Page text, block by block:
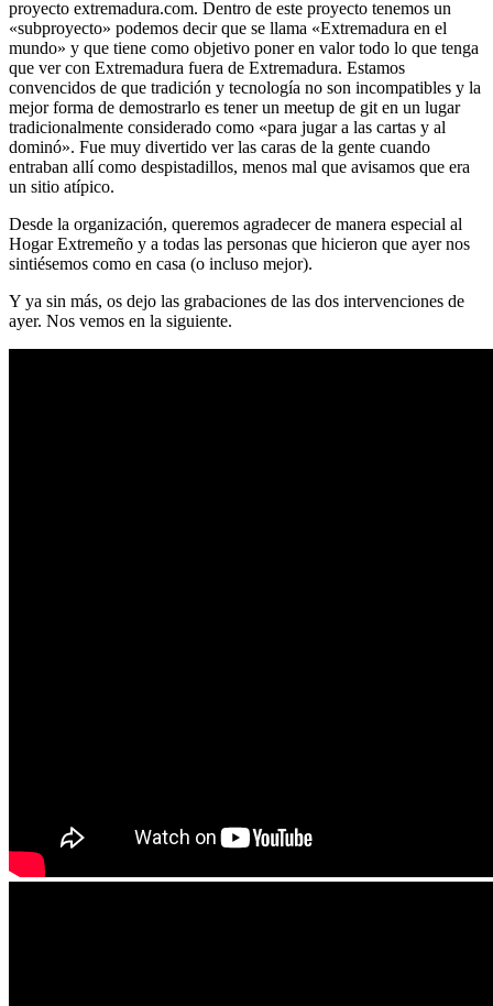
proyecto extremadura.com. Dentro de este proyecto tenemos un
«subproyecto» podemos decir que se llama «Extremadura en el
mundo» y que tiene como objetivo poner en valor todo lo que tenga
que ver con Extremadura fuera de Extremadura. Estamos
convencidos de que tradición y tecnología no son incompatibles y la
mejor forma de demostrarlo es tener un meetup de git en un lugar
tradicionalmente considerado como «para jugar a las cartas y al
dominó». Fue muy divertido ver las caras de la gente cuando
entraban allí como despistadillos, menos mal que avisamos que era
un sitio atípico.
Desde la organización, queremos agradecer de manera especial al
Hogar Extremeño y a todas las personas que hicieron que ayer nos
sintiésemos como en casa (o incluso mejor).
Y ya sin más, os dejo las grabaciones de las dos intervenciones de
ayer. Nos vemos en la siguiente.